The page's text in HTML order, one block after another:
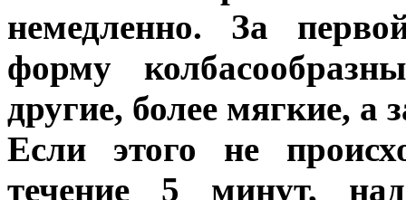
немедленно. За
форму
другие, более мягкие, а
Если этого не
течение 5 минут,